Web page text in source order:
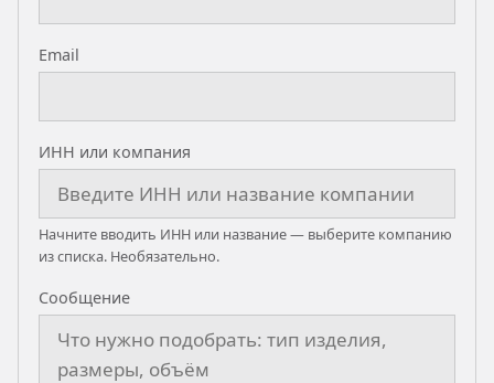
Email
ИНН или компания
Начните вводить ИНН или название — выберите компанию
из списка. Необязательно.
Сообщение